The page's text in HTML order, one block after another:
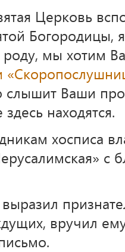
Церковь
Богородицы,
роду, мы хотим
слышит Ваши
находятся.
хосписа
с
вручил